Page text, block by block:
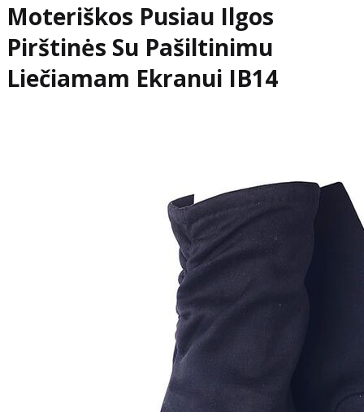
Moteriškos Pusiau Ilgos
Pirštinės Su Pašiltinimu
Liečiamam Ekranui IB14